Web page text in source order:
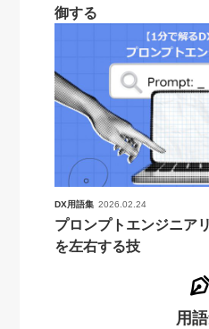
御する
DX用語集 2026.02.24
プロンプトエンジニア
を左右する技
用